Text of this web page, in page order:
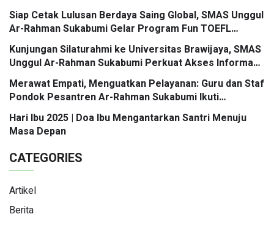
Berbingkaikan Doa
Siap Cetak Lulusan Berdaya Saing Global, SMAS Unggul
Ar-Rahman Sukabumi Gelar Program Fun TOEFL
Preparation Kolaborasi Santri Mengglobal
Kunjungan Silaturahmi ke Universitas Brawijaya, SMAS
Unggul Ar-Rahman Sukabumi Perkuat Akses Informasi
Jalur Masuk PTN
Merawat Empati, Menguatkan Pelayanan: Guru dan Staf
Pondok Pesantren Ar-Rahman Sukabumi Ikuti
Workshop Mastering Service Excellence
Hari Ibu 2025 | Doa Ibu Mengantarkan Santri Menuju
Masa Depan
CATEGORIES
Artikel
Berita